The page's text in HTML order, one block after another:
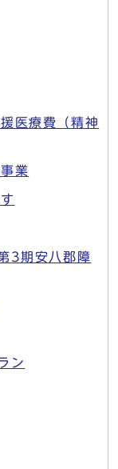
医療費（精神
業
3期安八郡障
ン